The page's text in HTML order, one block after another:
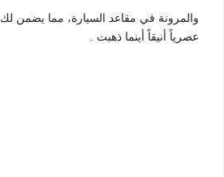
والمرونة في مقاعد السيارة، مما يضمن
عصرياً أنيقاً أينما ذهبت .